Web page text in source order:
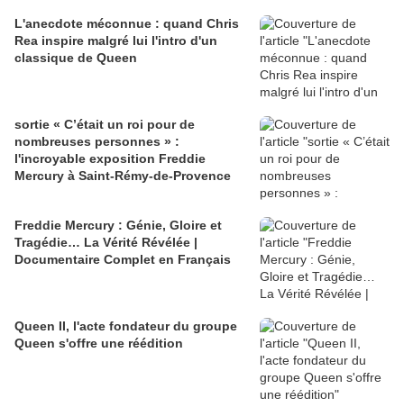
L'anecdote méconnue : quand Chris
Rea inspire malgré lui l'intro d'un
classique de Queen
sortie « C’était un roi pour de
nombreuses personnes » :
l'incroyable exposition Freddie
Mercury à Saint-Rémy-de-Provence
Freddie Mercury : Génie, Gloire et
Tragédie… La Vérité Révélée |
Documentaire Complet en Français
Queen II, l'acte fondateur du groupe
Queen s'offre une réédition